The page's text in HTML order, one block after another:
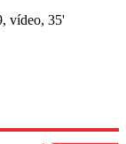
vídeo, 35'